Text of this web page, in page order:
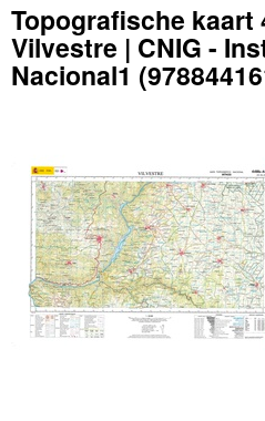
Topografische kaart
Vilvestre | CNIG -
Nacional1